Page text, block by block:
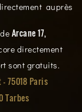
auprès
Arcane 17,
directement
sont gratuits.
75018 Paris
Tarbes